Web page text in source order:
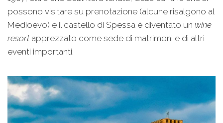
possono visitare su prenotazione (alcune risalgono al
Medioevo) e il castello di Spessa è diventato un wine
resortapprezzato come sede di matrimoni e di altri
eventi importanti.